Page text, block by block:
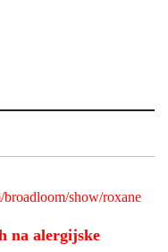
show/roxane
na alergijske